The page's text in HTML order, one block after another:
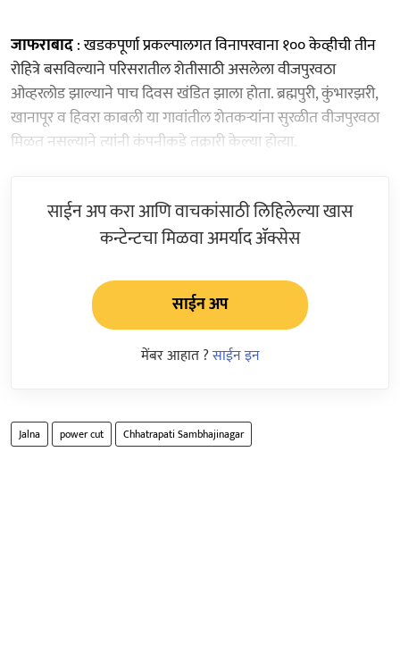
जाफराबाद: खडकपूर्णा प्रकल्पालगत विनापरवाना १०० केव्हीची तीन
रोहित्रे बसविल्याने परिसरातील शेतीसाठी असलेला वीजपुरवठा
ओव्हरलोड झाल्याने पाच दिवस खंडित झाला होता. ब्रह्मपुरी, कुंभारझरी,
खानापूर व हिवरा काबली या गावांतील शेतकऱ्यांना सुरळीत वीजपुरवठा
मिळत नसल्याने त्यांनी कंपनीकडे तक्रारी केल्या होत्या.
साईन अप करा आणि वाचकांसाठी लिहिलेल्या खास
कन्टेन्टचा मिळवा अमर्याद ॲक्सेस
साईन अप
मेंबर आहात ?साईन इन
Jalna power cut Chhatrapati Sambhajinagar